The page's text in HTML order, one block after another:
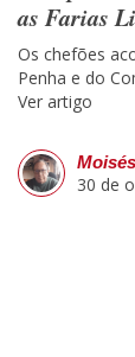
as Farias
Os chefões
Penha e do
Ver artigo
30 de